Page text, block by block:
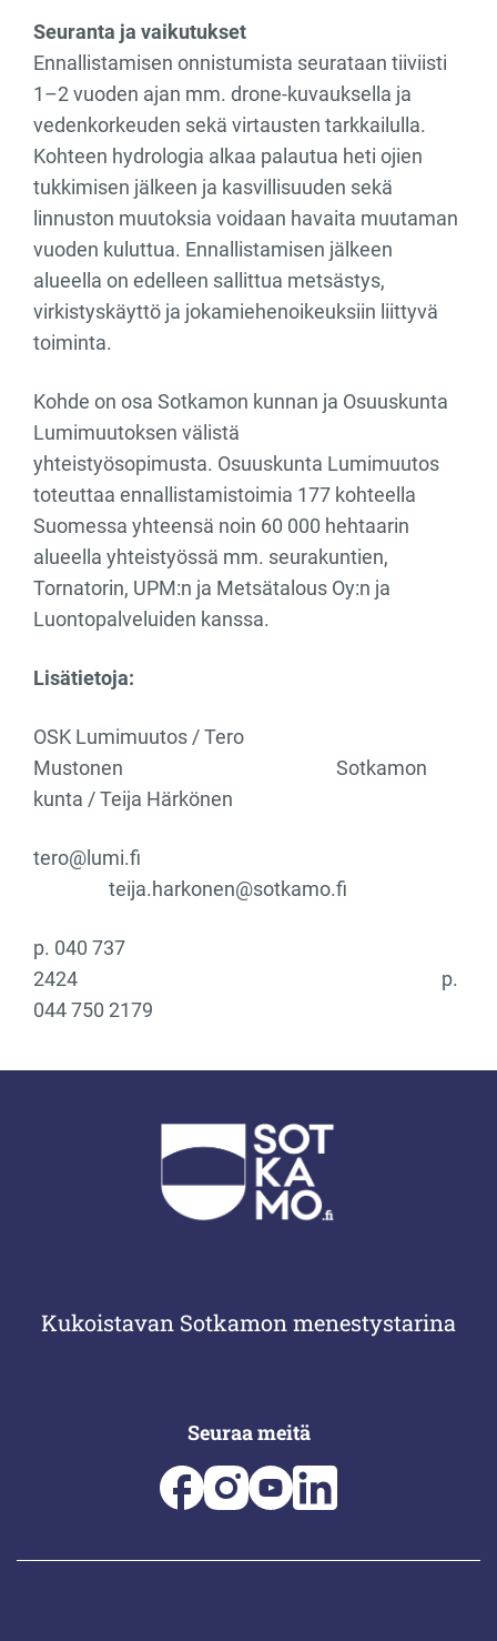
Seuranta ja vaikutukset
Ennallistamisen onnistumista seurataan tiiviisti
1–2 vuoden ajan mm. drone-kuvauksella ja
vedenkorkeuden sekä virtausten tarkkailulla.
Kohteen hydrologia alkaa palautua heti ojien
tukkimisen jälkeen ja kasvillisuuden sekä
linnuston muutoksia voidaan havaita muutaman
vuoden kuluttua. Ennallistamisen jälkeen
alueella on edelleen sallittua metsästys,
virkistyskäyttö ja jokamiehenoikeuksiin liittyvä
toiminta.
Kohde on osa Sotkamon kunnan ja Osuuskunta
Lumimuutoksen välistä
yhteistyösopimusta. Osuuskunta Lumimuutos
toteuttaa ennallistamistoimia 177 kohteella
Suomessa yhteensä noin 60 000 hehtaarin
alueella yhteistyössä mm. seurakuntien,
Tornatorin, UPM:n ja Metsätalous Oy:n ja
Luontopalveluiden kanssa.
Lisätietoja:
OSK Lumimuutos / Tero
Mustonen Sotkamon
kunta / Teija Härkönen
tero@lumi.fi
teija.harkonen@sotkamo.fi
p. 040 737
2424 p.
044 750 2179
Kukoistavan Sotkamon menestystarina
Seuraa meitä